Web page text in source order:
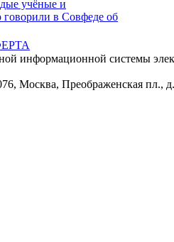
учёные и
говорили в Совфеде об
информационной системы
Москва, Преображенская пл.,